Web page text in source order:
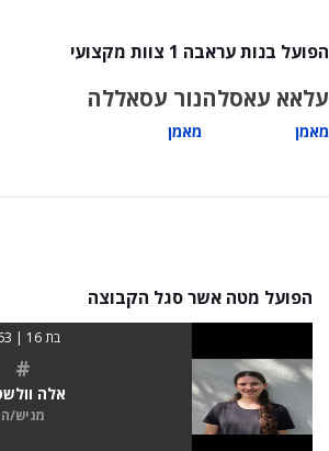
הפועל בנות עראבה 1 צוות מקצועי
עלאא עאסלה
מאמן
נור עסאללה
מאמן
הפועל מטה אשר סגל הקבוצה
בת 16 | 1.63
#
אלה
מגיש/ה